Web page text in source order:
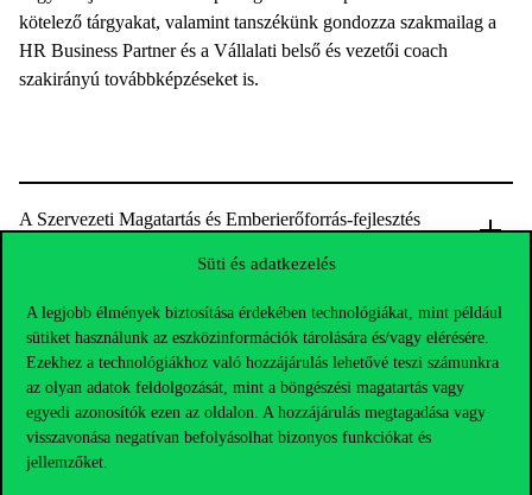
Süti és adatkezelés
A legjobb élmények biztosítása érdekében technológiákat, mint például
sütiket használunk az eszközinformációk tárolására és/vagy elérésére.
Ezekhez a technológiákhoz való hozzájárulás lehetővé teszi számunkra
az olyan adatok feldolgozását, mint a böngészési magatartás vagy
egyedi azonosítók ezen az oldalon. A hozzájárulás megtagadása vagy
visszavonása negatívan befolyásolhat bizonyos funkciókat és
jellemzőket.
kötelező tárgyakat, valamint tanszékünk gondozza szakmailag a
HR Business Partner és a Vállalati belső és vezetői coach
szakirányú továbbképzéseket is.
A Szervezeti Magatartás és Emberierőforrás-fejlesztés